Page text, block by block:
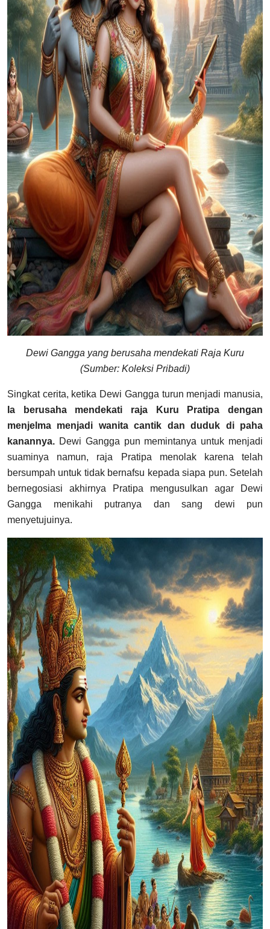
Dewi Gangga yang berusaha mendekati Raja Kuru
(Sumber: Koleksi Pribadi)
Singkat cerita, ketika Dewi Gangga turun menjadi manusia,
Ia berusaha mendekati raja Kuru Pratipa dengan
menjelma menjadi wanita cantik dan duduk di paha
kanannya. Dewi Gangga pun memintanya untuk menjadi
suaminya namun, raja Pratipa menolak karena telah
bersumpah untuk tidak bernafsu kepada siapa pun. Setelah
bernegosiasi akhirnya Pratipa mengusulkan agar Dewi
Gangga menikahi putranya dan sang dewi pun
menyetujuinya.